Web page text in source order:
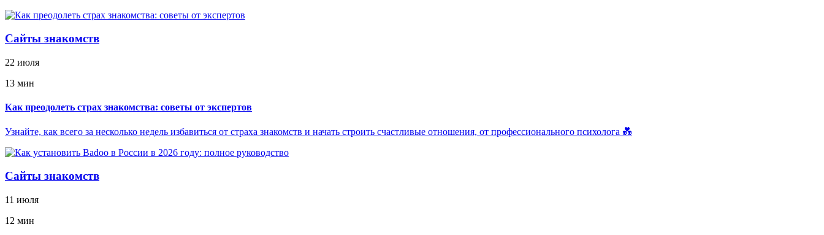
Сайты знакомств
22 июля
13 мин
Как преодолеть страх знакомства: советы от экспертов
Узнайте, как всего за несколько недель избавиться от страха знакомств и начать строить счастливые отношения, от профессионального психолога 💑
Сайты знакомств
11 июля
12 мин